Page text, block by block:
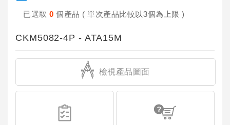
已選取 0個產品 ( 單次產品比較以3個為上限 )
CKM5082-4P - ATA15M
檢視產品圖面